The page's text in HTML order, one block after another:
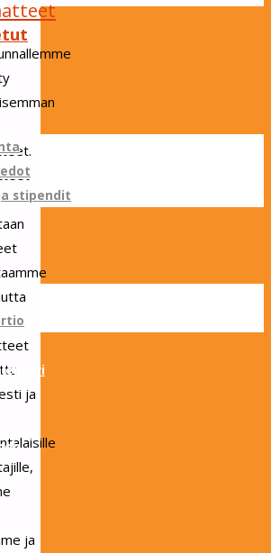
stipendit
ja
ja